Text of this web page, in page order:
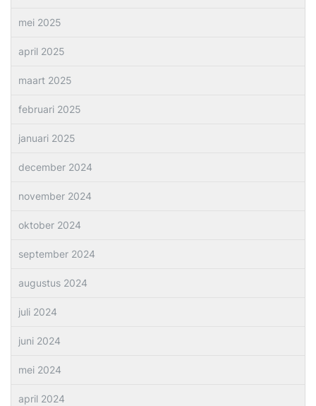
mei 2025
april 2025
maart 2025
februari 2025
januari 2025
december 2024
november 2024
oktober 2024
september 2024
augustus 2024
juli 2024
juni 2024
mei 2024
april 2024